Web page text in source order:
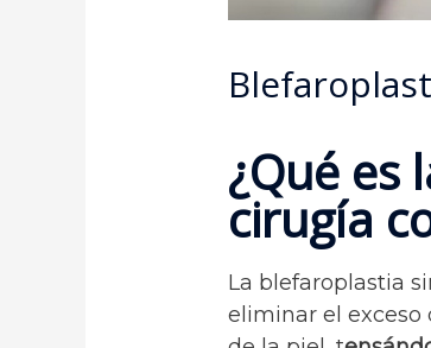
¿Qué es
cirugía
La blefaroplastia
eliminar el exceso